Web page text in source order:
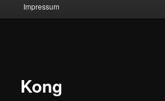
Impressum
Kong